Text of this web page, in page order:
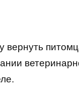
вернуть